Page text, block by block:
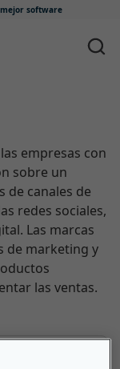
software
empresas con
sobre un
de canales de
redes sociales,
Las marcas
de marketing y
las ventas.